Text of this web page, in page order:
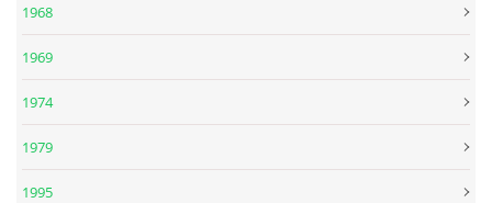
1968
1969
1974
1979
1995